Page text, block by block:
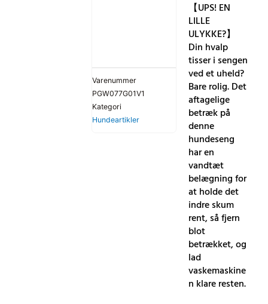
Varenummer
PGW077G01V1
Kategori
Hundeartikler
【UPS! EN
LILLE
ULYKKE?】
Din hvalp
tisser i sengen
ved et uheld?
Bare rolig. Det
aftagelige
betræk på
denne
hundeseng
har en
vandtæt
belægning for
at holde det
indre skum
rent, så fjern
blot
betrækket, og
lad
vaskemaskine
n klare resten.